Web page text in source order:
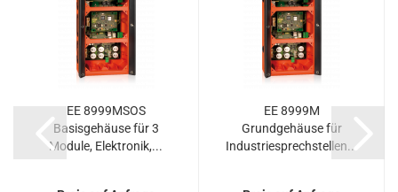
EE 8999MSOS
Basisgehäuse für 3
Module, Elektronik,...
EE 8999M
Grundgehäuse für
Industriesprechstellen...